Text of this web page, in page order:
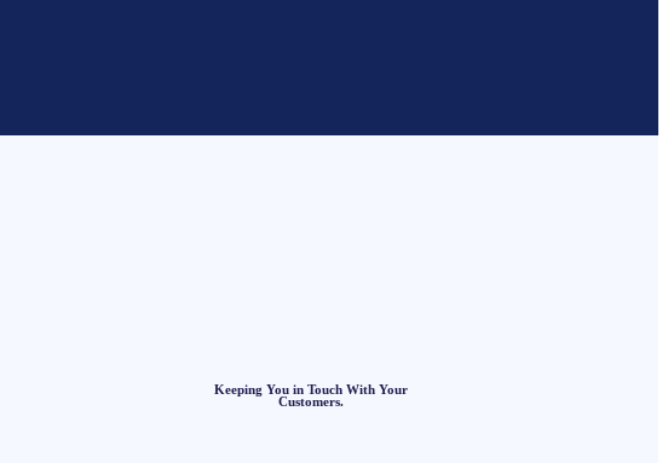
Keeping You in Touch With Your
Customers.